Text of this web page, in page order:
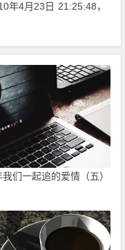
年4月23日 21:25:48，
们一起追的爱情（五）